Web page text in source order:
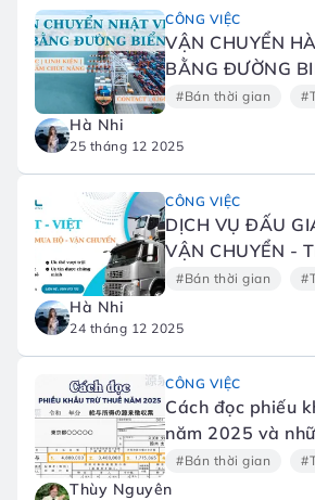
CÔNG VIỆC
VẬN CHUYỂN
BẰNG ĐƯỜNG
DÀNH CHO
#Bán thời gian
Hà Nhi
25 tháng 12 2025
CÔNG VIỆC
DỊCH VỤ ĐẤU
VẬN CHUYỂN -
MẠNH MẼ TẠI
#Bán thời gian
Hà Nhi
24 tháng 12 2025
CÔNG VIỆC
Cách đọc phiếu
năm 2025 và
#Bán thời gian
Thùy Nguyên